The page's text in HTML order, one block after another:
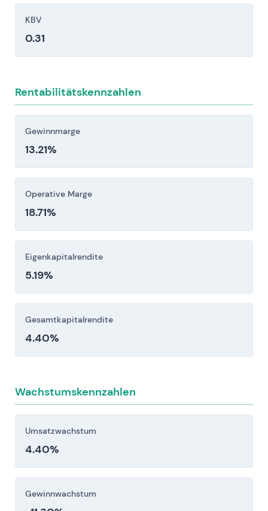
Marktüberprüfungen — erforderliche
Desinvestitionen oder laufende Compliance-
Technologie- und IP-Risiko: Schnelle Fortschritte
in gerichteter Evolution und Synthetic-Biology-
Plattformen (z.B. Codexis, Ginkgo) könnten
Produktlebenszyklen verkürzen und erhöhte
Marktposition zu behaupten (Quellen: Codexis;
Ginkgo).
Risiken durch Zyklikalität in der Lieferkette, bei
bei Energie- und Rohstoffkosten,
Produktionsstörungen sowie zyklische Nachfrage
in den Bereichen Waschmittel, Futtermittel und
Lebensmittel können Umsatz- und
Novonesis-Präsentation; Branchenberichte).
KBV
0.31
Rentabilitätskennzahlen
Gewinnmarge
13.21%
Operative Marge
18.71%
Eigenkapitalrendite
5.19%
Gesamtkapitalrendite
4.40%
Wachstumskennzahlen
Umsatzwachstum
4.40%
Gewinnwachstum